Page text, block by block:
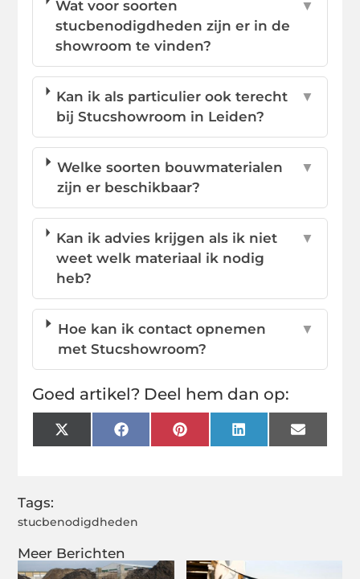
Meer Berichten
Wat voor soorten
stucbenodigdheden zijn er in de
showroom te vinden?
▼
Kan ik als particulier ook terecht
bij Stucshowroom in Leiden?
▼
Welke soorten bouwmaterialen
zijn er beschikbaar?
▼
Kan ik advies krijgen als ik niet
weet welk materiaal ik nodig
heb?
▼
Hoe kan ik contact opnemen
met Stucshowroom?
▼
Goed artikel? Deel hem dan op:
X
(Twitter)
FacebookPinterestLinkedInEmail
Tags:
stucbenodigdheden